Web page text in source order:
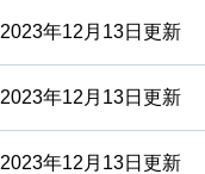
2023年12月13日更新
2023年12月13日更新
2023年12月13日更新